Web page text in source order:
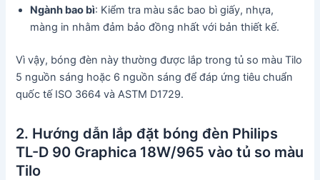
Ngành bao bì: Kiểm tra màu sắc bao bì giấy, nhựa,
màng in nhằm đảm bảo đồng nhất với bản thiết kế.
Vì vậy, bóng đèn này thường được lắp trong tủ so màu Tilo
5 nguồn sáng hoặc 6 nguồn sáng để đáp ứng tiêu chuẩn
quốc tế ISO 3664 và ASTM D1729.
2. Hướng dẫn lắp đặt bóng đèn Philips
TL-D 90 Graphica 18W/965 vào tủ so màu
Tilo